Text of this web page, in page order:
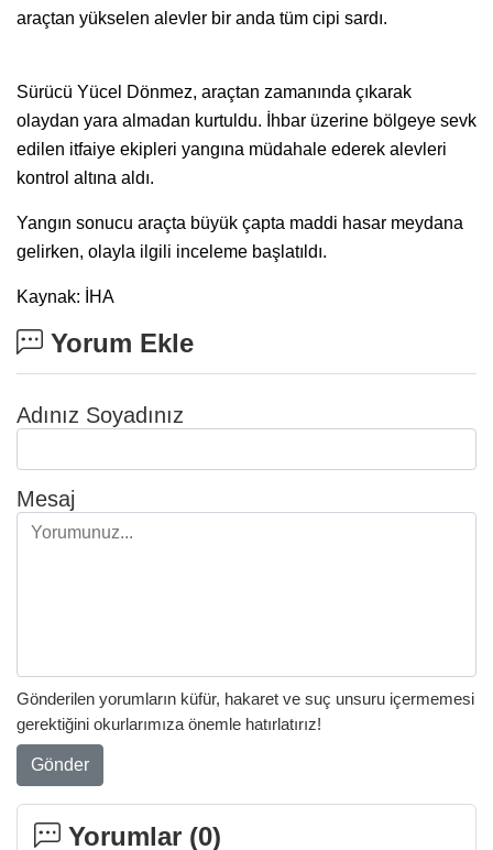
araçtan yükselen alevler bir anda tüm cipi sardı.
Sürücü Yücel Dönmez, araçtan zamanında çıkarak
olaydan yara almadan kurtuldu. İhbar üzerine bölgeye sevk
edilen itfaiye ekipleri yangına müdahale ederek alevleri
kontrol altına aldı.
Yangın sonucu araçta büyük çapta maddi hasar meydana
gelirken, olayla ilgili inceleme başlatıldı.
Kaynak: İHA
Yorum Ekle
Adınız Soyadınız
Mesaj
Gönderilen yorumların küfür, hakaret ve suç unsuru içermemesi
gerektiğini okurlarımıza önemle hatırlatırız!
Gönder
Yorumlar (0)